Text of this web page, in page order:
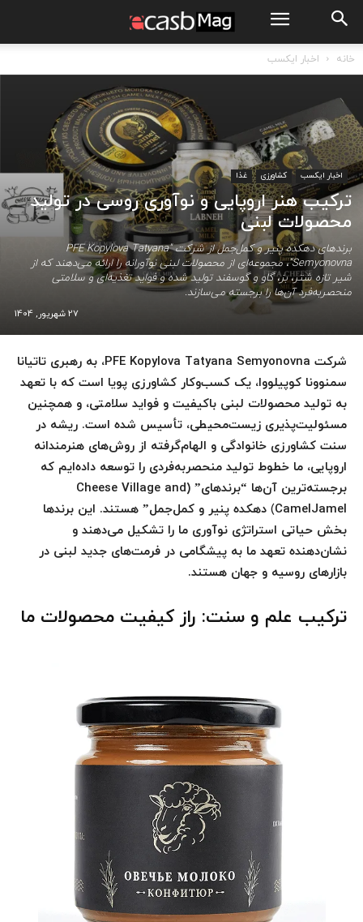
خانه اخبار ایکسب
اخبار ایکسب کشاورزی غذا
ترکیب هنر اروپایی و نوآوری روسی در تولید
محصولات لبنی
برندهای دهکده پنیر و کمل‌جمل از شرکت "PFE Kopylova Tatyana
Semyonovna"، مجموعه‌ای از محصولات لبنی نوآورانه را ارائه می‌دهند که از
شیر تازه شتر، بز، گاو و گوسفند تولید شده و فواید تغذیه‌ای و سلامتی
منحصربه‌فرد آن‌ها را برجسته می‌سازند.
27 شهریور, 1404
شرکت PFE Kopylova Tatyana Semyonovna، به رهبری تاتیانا
سمنوونا کوپیلووا، یک کسب‌وکار کشاورزی پویا است که با تعهد
به تولید محصولات لبنی باکیفیت و فواید سلامتی، و همچنین
مسئولیت‌پذیری زیست‌محیطی، تأسیس شده است. ریشه در
سنت کشاورزی خانوادگی و الهام‌گرفته از روش‌های هنرمندانه
اروپایی، ما خطوط تولید منحصربه‌فردی را توسعه داده‌ایم که
برجسته‌ترین آن‌ها “برندهای” (Cheese Village and
CamelJamel
) دهکده پنیر و کمل‌جمل” هستند. این برندها
بخش حیاتی استراتژی نوآوری ما را تشکیل می‌دهند و
نشان‌دهنده تعهد ما به پیشگامی در فرمت‌های جدید لبنی در
بازارهای روسیه و جهان هستند.
ترکیب علم و سنت: راز کیفیت محصولات ما